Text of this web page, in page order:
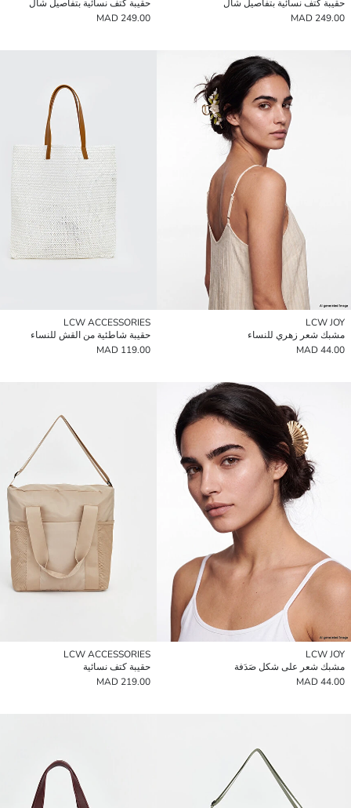
حقيبة كتف نسائية بتفاصيل شال
249.00 MAD
حقيبة كتف نسائية بتفاصيل شال
249.00 MAD
LCW JOY
مشبك شعر زهري للنساء
44.00 MAD
LCW ACCESSORIES
حقيبة شاطئية من القش للنساء
119.00 MAD
LCW JOY
مشبك شعر على شكل صَدَفة
44.00 MAD
LCW ACCESSORIES
حقيبة كتف نسائية
219.00 MAD